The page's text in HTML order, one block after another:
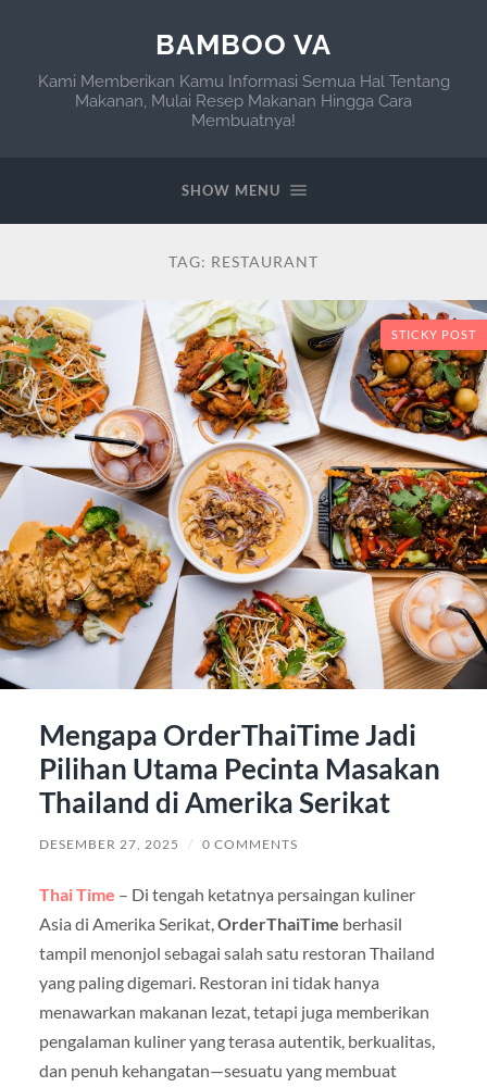
BAMBOO VA
Kami Memberikan Kamu Informasi Semua Hal Tentang
Makanan, Mulai Resep Makanan Hingga Cara
Membuatnya!
SHOW MENU
TAG: RESTAURANT
STICKY POST
Mengapa OrderThaiTime Jadi
Pilihan Utama Pecinta Masakan
Thailand di Amerika Serikat
DESEMBER 27, 2025 / 0 COMMENTS
Thai Time – Di tengah ketatnya persaingan kuliner
Asia di Amerika Serikat, OrderThaiTime berhasil
tampil menonjol sebagai salah satu restoran Thailand
yang paling digemari. Restoran ini tidak hanya
menawarkan makanan lezat, tetapi juga memberikan
pengalaman kuliner yang terasa autentik, berkualitas,
dan penuh kehangatan—sesuatu yang membuat